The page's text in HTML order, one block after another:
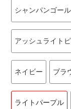
シャンパンゴー
アッシュライト
ネイビー ブラ
ライトパープル